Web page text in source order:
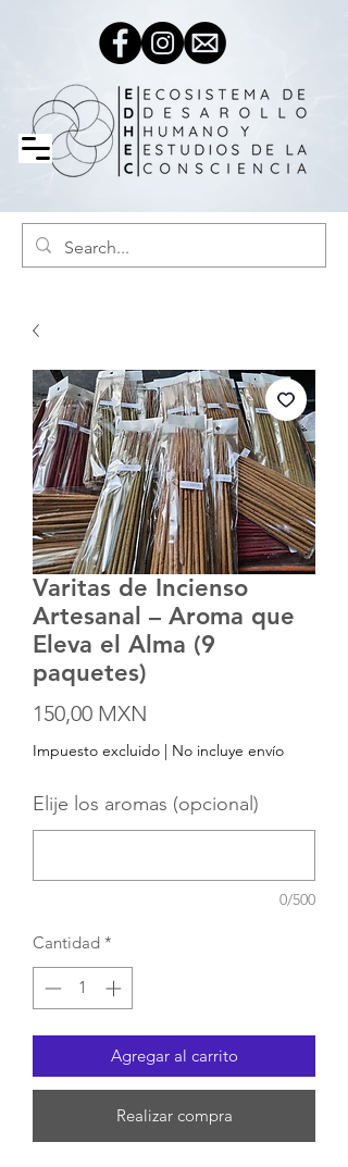
Varitas de Incienso
Artesanal – Aroma que
Eleva el Alma (9
paquetes)
150,00 MXN
Impuesto excluido | No incluye envío
Elije los aromas (opcional)
0/500
Cantidad *
Agregar al carrito
Realizar compra